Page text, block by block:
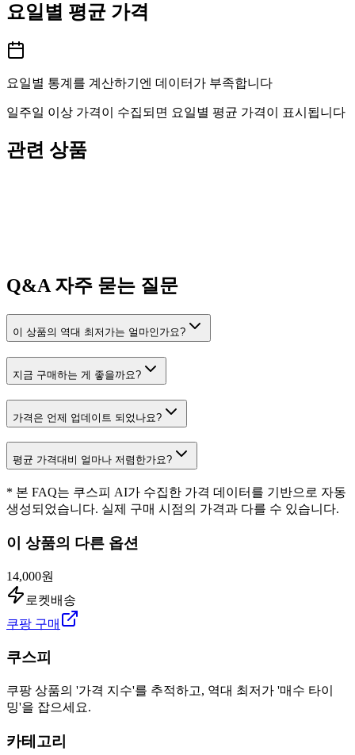
요일별 평균 가격
요일별 통계를 계산하기엔 데이터가 부족합니다
일주일 이상 가격이 수집되면 요일별 평균 가격이 표시됩니다
관련 상품
Q&A자주 묻는 질문
이 상품의 역대 최저가는 얼마인가요?
지금 구매하는 게 좋을까요?
가격은 언제 업데이트 되었나요?
평균 가격대비 얼마나 저렴한가요?
* 본 FAQ는 쿠스피 AI가 수집한 가격 데이터를 기반으로 자동
생성되었습니다. 실제 구매 시점의 가격과 다를 수 있습니다.
이 상품의 다른 옵션
14,000원
로켓배송
쿠팡 구매
쿠스피
쿠팡 상품의 '가격 지수'를 추적하고, 역대 최저가 '매수 타이
밍'을 잡으세요.
카테고리